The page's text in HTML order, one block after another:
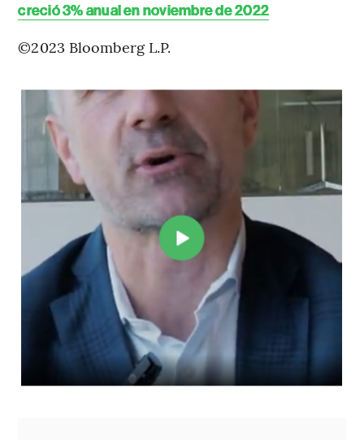
creció 3% anual en noviembre de 2022
©2023 Bloomberg L.P.